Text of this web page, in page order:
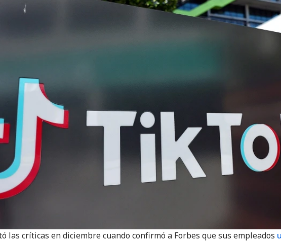
las críticas en diciembre cuando confirmó a Forbes que sus empleados